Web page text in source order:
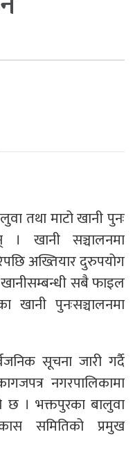
तथा माटो खानी पुनः
खानी सञ्चालनमा
अख्तियार दुरुपयोग
सबै फाइल
खानी पुनःसञ्चालनमा
सूचना जारी गर्दै
नगरपालिकामा
। भक्तपुरका बालुवा
समितिको प्रमुख